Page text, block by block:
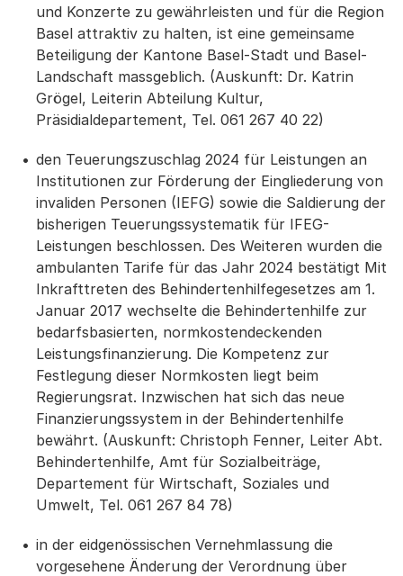
und Konzerte zu gewährleisten und für die Region
Basel attraktiv zu halten, ist eine gemeinsame
Beteiligung der Kantone Basel-Stadt und Basel-
Landschaft massgeblich. (Auskunft: Dr. Katrin
Grögel, Leiterin Abteilung Kultur,
Präsidialdepartement, Tel. 061 267 40 22)
den Teuerungszuschlag 2024 für Leistungen an
Institutionen zur Förderung der Eingliederung von
invaliden Personen (IEFG) sowie die Saldierung der
bisherigen Teuerungssystematik für IFEG-
Leistungen beschlossen. Des Weiteren wurden die
ambulanten Tarife für das Jahr 2024 bestätigt Mit
Inkrafttreten des Behindertenhilfegesetzes am 1.
Januar 2017 wechselte die Behindertenhilfe zur
bedarfsbasierten, normkostendeckenden
Leistungsfinanzierung. Die Kompetenz zur
Festlegung dieser Normkosten liegt beim
Regierungsrat. Inzwischen hat sich das neue
Finanzierungssystem in der Behindertenhilfe
bewährt. (Auskunft: Christoph Fenner, Leiter Abt.
Behindertenhilfe, Amt für Sozialbeiträge,
Departement für Wirtschaft, Soziales und
Umwelt, Tel. 061 267 84 78)
in der eidgenössischen Vernehmlassung die
vorgesehene Änderung der Verordnung über